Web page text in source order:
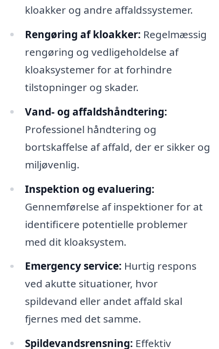
kloakker og andre affaldssystemer.
Rengøring af kloakker: Regelmæssig
rengøring og vedligeholdelse af
kloaksystemer for at forhindre
tilstopninger og skader.
Vand- og affaldshåndtering:
Professionel håndtering og
bortskaffelse af affald, der er sikker og
miljøvenlig.
Inspektion og evaluering:
Gennemførelse af inspektioner for at
identificere potentielle problemer
med dit kloaksystem.
Emergency service: Hurtig respons
ved akutte situationer, hvor
spildevand eller andet affald skal
fjernes med det samme.
Spildevandsrensning: Effektiv